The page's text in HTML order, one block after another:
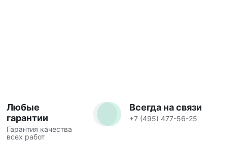
Любые
гарантии
Гарантия качества
всех работ
Всегда на связи
+7 (495) 477-56-25